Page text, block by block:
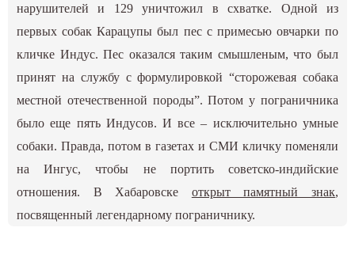
нарушителей и 129 уничтожил в схватке. Одной из
первых собак Карацупы был пес с примесью овчарки по
кличке Индус. Пес оказался таким смышленым, что был
принят на службу с формулировкой “сторожевая собака
местной отечественной породы”. Потом у пограничника
было еще пять Индусов. И все – исключительно умные
собаки. Правда, потом в газетах и СМИ кличку поменяли
на Ингус, чтобы не портить советско-индийские
отношения. В Хабаровске открыт памятный знак,
посвященный легендарному пограничнику.